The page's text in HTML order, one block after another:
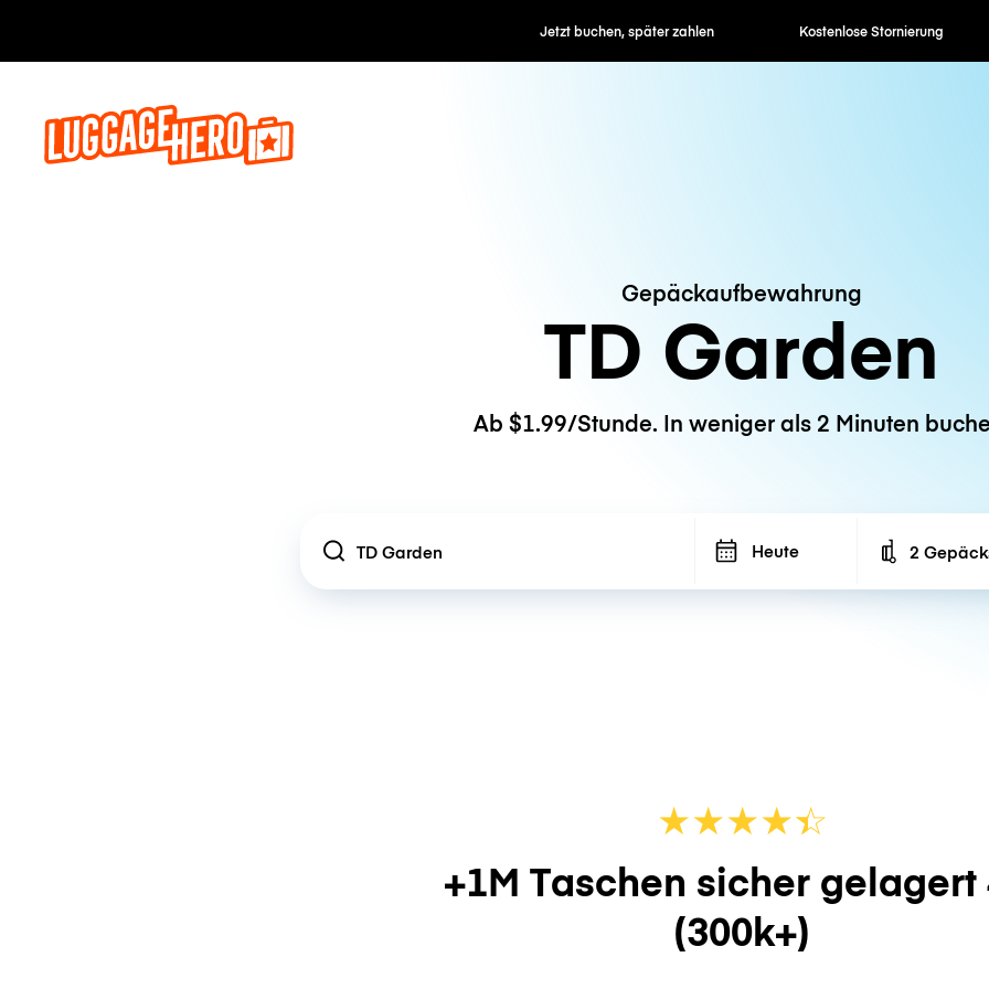
Jetzt buchen, später zahlen Kostenlose Stornierung Stunden- /
Gepäckaufbewahrung
TD Garden
Ab $1.99/Stunde. In weniger als 2 Minuten
Location Heute Number of
2
★★★★☆
★
+1M Taschen sicher gelagert
(300k+)